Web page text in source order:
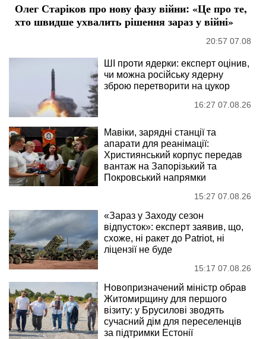
Олег Старіков про нову фазу війни: «Це про те,
хто швидше ухвалить рішення зараз у війні»
20:57 07.08
ШІ проти ядерки: експерт оцінив,
чи можна російську ядерну
зброю перетворити на цукор
16:27 07.08.26
Мавіки, зарядні станції та
апарати для реанімації:
Християнський корпус передав
вантаж на Запорізький та
Покровський напрямки
15:27 07.08.26
«Зараз у Заходу сезон
відпусток»: експерт заявив, що,
схоже, ні ракет до Patriot, ні
ліцензії не буде
15:17 07.08.26
Новопризначений міністр обрав
Житомирщину для першого
візиту: у Брусилові зводять
сучасний дім для переселенців
за підтримки Естонії